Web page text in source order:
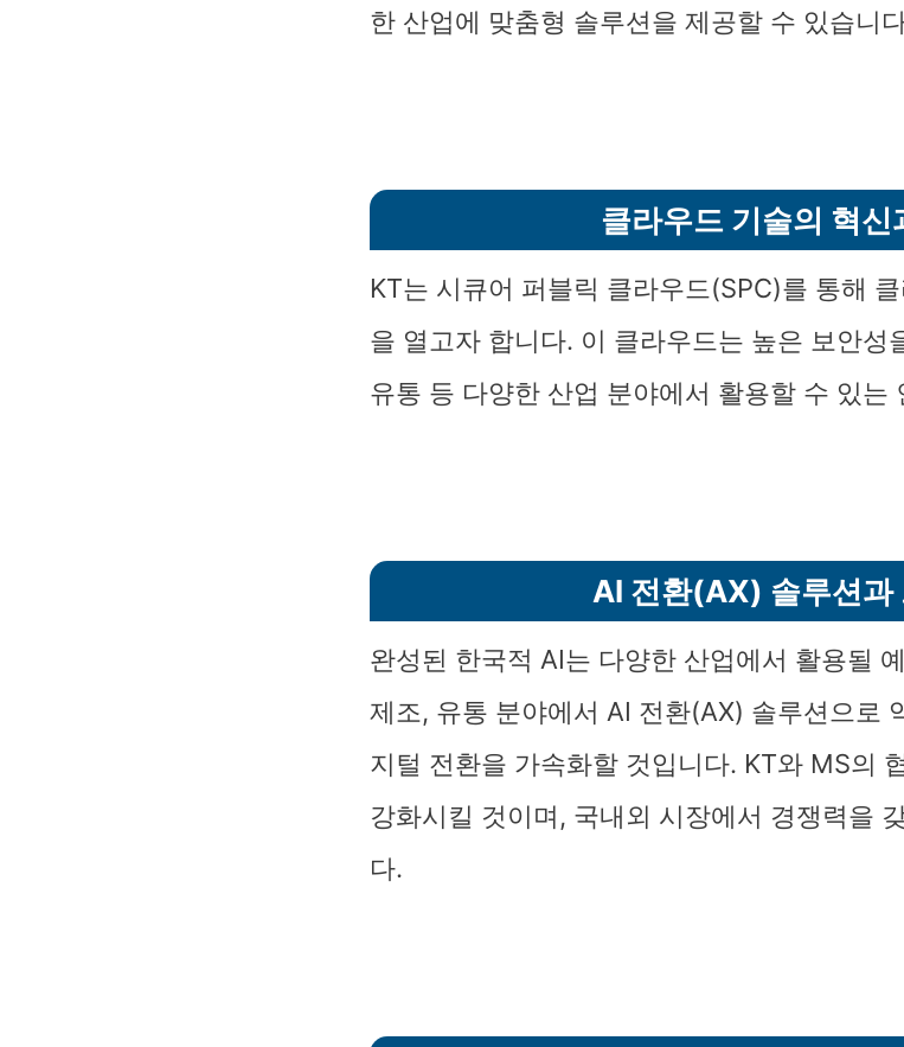
한 산업에 맞춤형 솔루션을 제공할 수 있습니
클라우드 기술의 혁신
KT는 시큐어 퍼블릭 클라우드(SPC)를 통해
을 열고자 합니다. 이 클라우드는 높은 보안성
유통 등 다양한 산업 분야에서 활용할 수 있는
AI 전환(AX) 솔루션과
완성된 한국적 AI는 다양한 산업에서 활용될
제조, 유통 분야에서 AI 전환(AX) 솔루션으로
지털 전환을 가속화할 것입니다. KT와 MS의
강화시킬 것이며, 국내외 시장에서 경쟁력을
다.